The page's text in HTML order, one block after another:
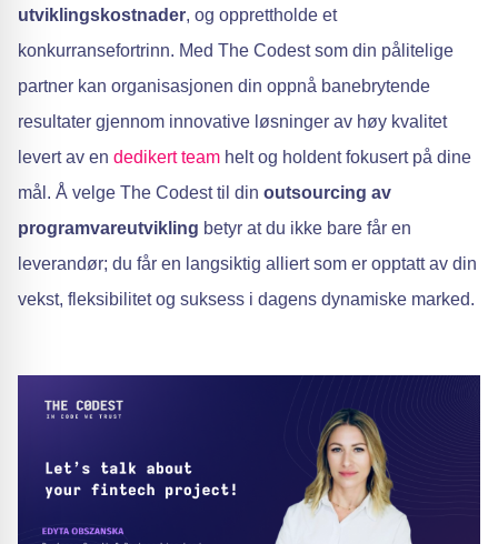
utviklingskostnader, og opprettholde et
konkurransefortrinn. Med The Codest som din pålitelige
partner kan organisasjonen din oppnå banebrytende
resultater gjennom innovative løsninger av høy kvalitet
levert av en dedikert team helt og holdent fokusert på dine
mål. Å velge The Codest til din outsourcing av
programvareutvikling betyr at du ikke bare får en
leverandør; du får en langsiktig alliert som er opptatt av din
vekst, fleksibilitet og suksess i dagens dynamiske marked.